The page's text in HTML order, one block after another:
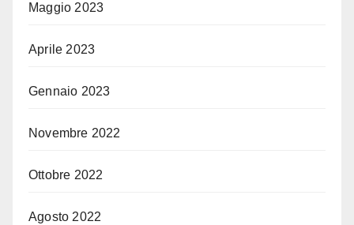
Maggio 2023
Aprile 2023
Gennaio 2023
Novembre 2022
Ottobre 2022
Agosto 2022